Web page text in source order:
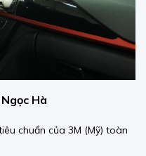
Hà
chuẩn của 3M (Mỹ) toàn